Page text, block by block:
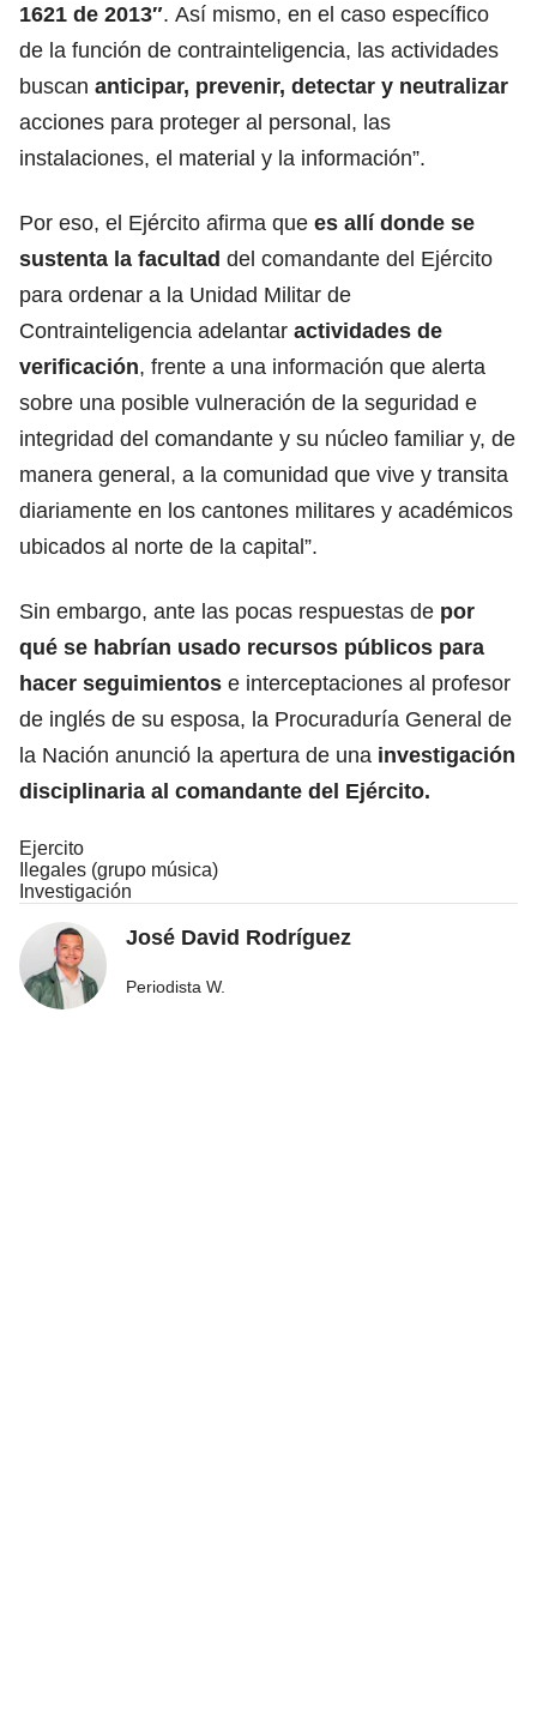
1621 de 2013″. Así mismo, en el caso específico
de la función de contrainteligencia, las actividades
buscan anticipar, prevenir, detectar y neutralizar
acciones para proteger al personal, las
instalaciones, el material y la información”.
Por eso, el Ejército afirma que es allí donde se
sustenta la facultad del comandante del Ejército
para ordenar a la Unidad Militar de
Contrainteligencia adelantar actividades de
verificación, frente a una información que alerta
sobre una posible vulneración de la seguridad e
integridad del comandante y su núcleo familiar y, de
manera general, a la comunidad que vive y transita
diariamente en los cantones militares y académicos
ubicados al norte de la capital”.
Sin embargo, ante las pocas respuestas de por
qué se habrían usado recursos públicos para
hacer seguimientos e interceptaciones al profesor
de inglés de su esposa, la Procuraduría General de
la Nación anunció la apertura de una investigación
disciplinaria al comandante del Ejército.
Ejercito
Ilegales (grupo música)
Investigación
José David Rodríguez
Periodista W.